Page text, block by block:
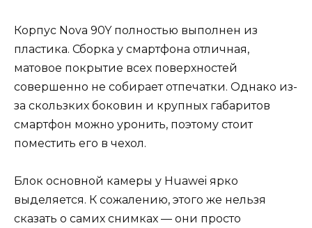
Корпус Nova 90Y полностью выполнен из
пластика. Сборка у смартфона отличная,
матовое покрытие всех поверхностей
совершенно не собирает отпечатки. Однако из-
за скользких боковин и крупных габаритов
смартфон можно уронить, поэтому стоит
поместить его в чехол.
Блок основной камеры у Huawei ярко
выделяется. К сожалению, этого же нельзя
сказать о самих снимках — они просто